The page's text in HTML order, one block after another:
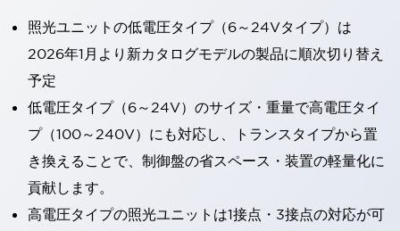
照光ユニットの低電圧タイプ（6～24Vタイプ）は
2026年1月より新カタログモデルの製品に順次切り替え
予定
低電圧タイプ（6～24V）のサイズ・重量で高電圧タイ
プ（100～240V）にも対応し、トランスタイプから置
き換えることで、制御盤の省スペース・装置の軽量化に
貢献します。
高電圧タイプの照光ユニットは1接点・3接点の対応が可